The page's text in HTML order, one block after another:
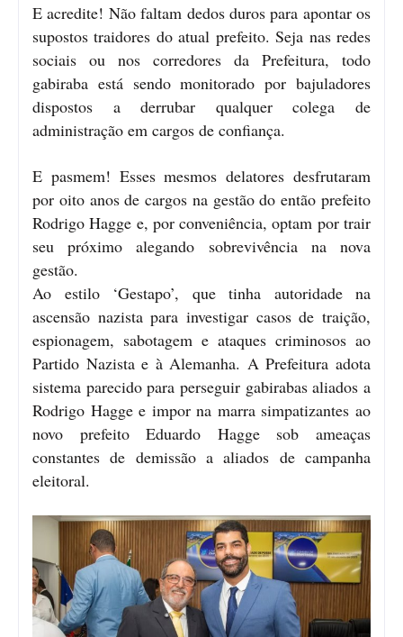
E acredite! Não faltam dedos duros para apontar os
supostos traidores do atual prefeito. Seja nas redes
sociais ou nos corredores da Prefeitura, todo
gabiraba está sendo monitorado por bajuladores
dispostos a derrubar qualquer colega de
administração em cargos de confiança.
E pasmem! Esses mesmos delatores desfrutaram
por oito anos de cargos na gestão do então prefeito
Rodrigo Hagge e, por conveniência, optam por trair
seu próximo alegando sobrevivência na nova
gestão.
Ao estilo ‘Gestapo’, que tinha autoridade na
ascensão nazista para investigar casos de traição,
espionagem, sabotagem e ataques criminosos ao
Partido Nazista e à Alemanha. A Prefeitura adota
sistema parecido para perseguir gabirabas aliados a
Rodrigo Hagge e impor na marra simpatizantes ao
novo prefeito Eduardo Hagge sob ameaças
constantes de demissão a aliados de campanha
eleitoral.